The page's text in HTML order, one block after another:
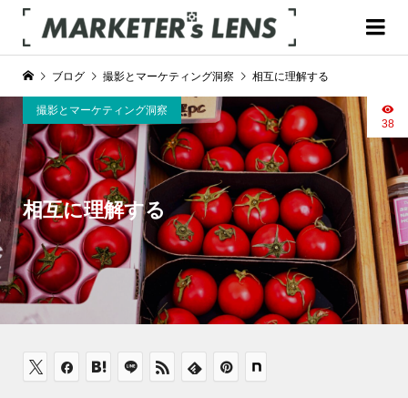
相互に理解する
撮影とマーケティング洞察
38
ブログ 撮影とマーケティング洞察 相互に理解する